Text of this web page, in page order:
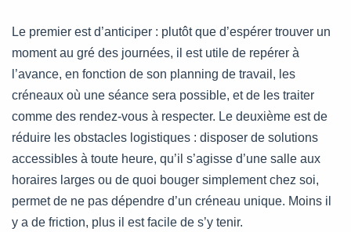
Le premier est d’anticiper : plutôt que d’espérer trouver un
moment au gré des journées, il est utile de repérer à
l’avance, en fonction de son planning de travail, les
créneaux où une séance sera possible, et de les traiter
comme des rendez-vous à respecter. Le deuxième est de
réduire les obstacles logistiques : disposer de solutions
accessibles à toute heure, qu’il s’agisse d’une salle aux
horaires larges ou de quoi bouger simplement chez soi,
permet de ne pas dépendre d’un créneau unique. Moins il
y a de friction, plus il est facile de s’y tenir.